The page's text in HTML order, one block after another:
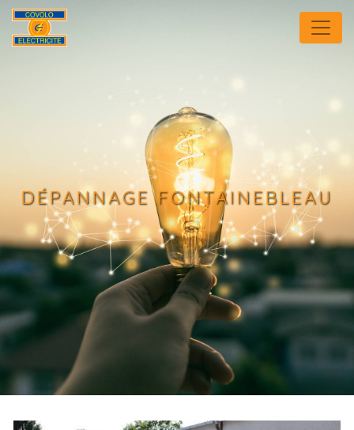
Panneau de gestion des cookies
DÉPANNAGE FONTAINEBLEAU